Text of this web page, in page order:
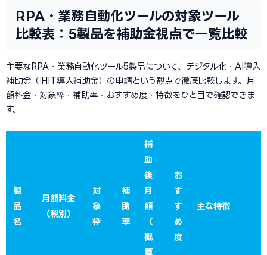
RPA・業務自動化ツールの対象ツール
比較表：5製品を補助金視点で一覧比較
主要なRPA・業務自動化ツール5製品について、デジタル化・AI導入
補助金（旧IT導入補助金）の申請という観点で徹底比較します。月
額料金・対象枠・補助率・おすすめ度・特徴をひと目で確認できま
す。
製
品
名
月額料金
（税別）
対
象
枠
補
助
率
補
助
後
月
額
（
概
算
お
す
す
め
度
主な特徴